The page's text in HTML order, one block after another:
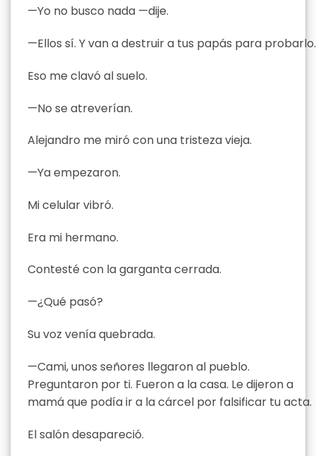
—Yo no busco nada —dije.
—Ellos sí. Y van a destruir a tus papás para probarlo.
Eso me clavó al suelo.
—No se atreverían.
Alejandro me miró con una tristeza vieja.
—Ya empezaron.
Mi celular vibró.
Era mi hermano.
Contesté con la garganta cerrada.
—¿Qué pasó?
Su voz venía quebrada.
—Cami, unos señores llegaron al pueblo.
Preguntaron por ti. Fueron a la casa. Le dijeron a
mamá que podía ir a la cárcel por falsificar tu acta.
El salón desapareció.